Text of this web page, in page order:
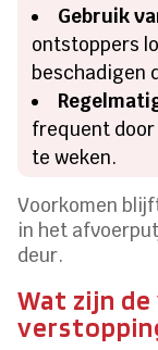
Gebruik
ontstoppers
beschadigen
frequent door
te weken.
Voorkomen
in het
deur.
Wat zijn